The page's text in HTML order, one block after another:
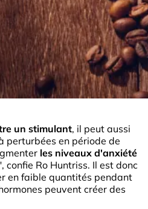
un stimulant, il peut aussi
perturbées en période de
les niveaux d'anxiété
confie Ro Huntriss. Il est donc
en faible quantités pendant
peuvent créer des